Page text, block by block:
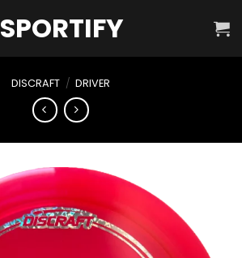
SPORTIFY
DISCRAFT / DRIVER